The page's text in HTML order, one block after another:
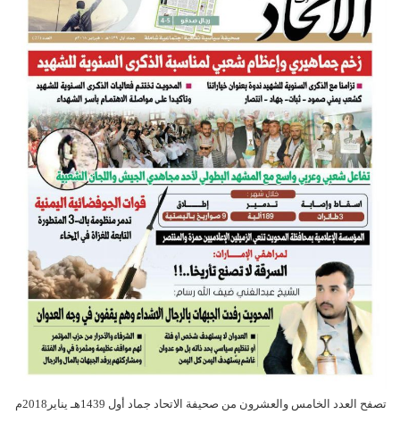
تصفح العدد الخامس والعشرون من صحيفة الاتحاد جماد أول 1439هـ يناير2018م